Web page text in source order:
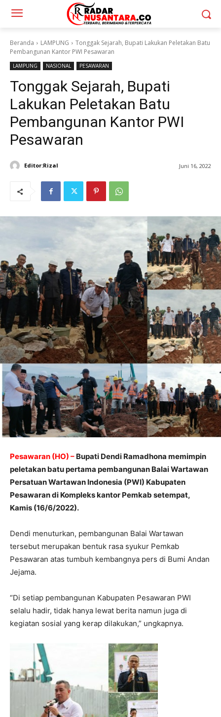
Beranda LAMPUNG
Tonggak Sejarah, Bupati Lakukan Peletakan Batu
Pembangunan Kantor PWI Pesawaran
LAMPUNG NASIONAL PESAWARAN
Tonggak Sejarah, Bupati
Lakukan Peletakan Batu
Pembangunan Kantor PWI
Pesawaran
Editor:Rizal Juni 16, 2022
Pesawaran (HO) – Bupati Dendi Ramadhona memimpin
peletakan batu pertama pembangunan Balai Wartawan
Persatuan Wartawan Indonesia (PWI) Kabupaten
Pesawaran di Kompleks kantor Pemkab setempat,
Kamis (16/6/2022).
Dendi menuturkan, pembangunan Balai Wartawan
tersebut merupakan bentuk rasa syukur Pemkab
Pesawaran atas tumbuh kembangnya pers di Bumi Andan
Jejama.
“Di setiap pembangunan Kabupaten Pesawaran PWI
selalu hadir, tidak hanya lewat berita namun juga di
kegiatan sosial yang kerap dilakukan,” ungkapnya.